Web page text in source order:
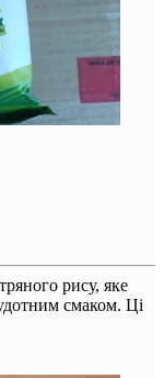
рису, яке
смаком. Ці